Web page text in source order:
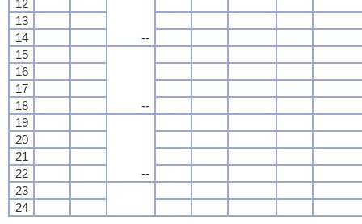
--
12
13
14
15
--
16
17
18
19
--
20
21
22
23
24